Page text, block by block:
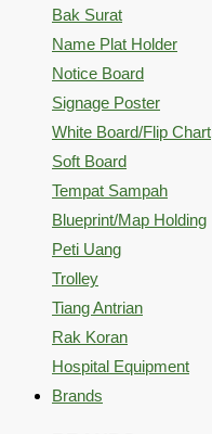
Bak Surat
Name Plat Holder
Notice Board
Signage Poster
White Board/Flip Chart
Soft Board
Tempat Sampah
Blueprint/Map Holding
Peti Uang
Trolley
Tiang Antrian
Rak Koran
Hospital Equipment
Brands